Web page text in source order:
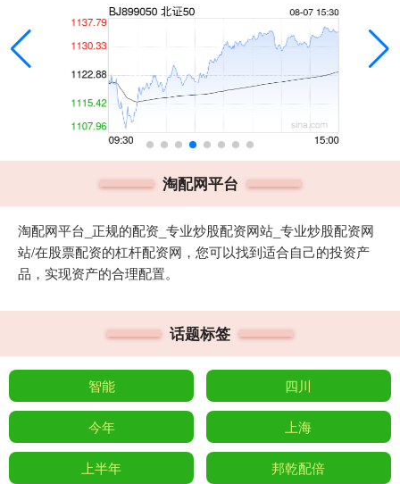
淘配网平台
淘配网平台_正规的配资_专业炒股配资网站_专业炒股配资网
站/在股票配资的杠杆配资网，您可以找到适合自己的投资产
品，实现资产的合理配置。
话题标签
智能 四川
今年 上海
上半年 邦乾配倍